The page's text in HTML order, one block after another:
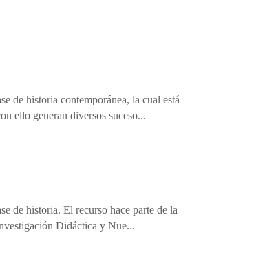
de historia contemporánea, la cual está
ello generan diversos suceso...
de historia. El recurso hace parte de la
Didáctica y Nue...